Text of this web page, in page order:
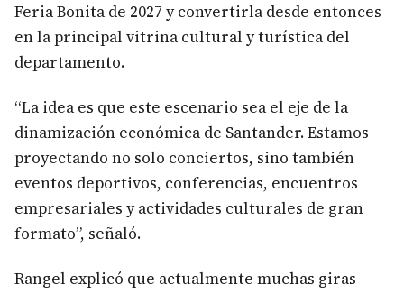
Feria Bonita de 2027 y convertirla desde entonces
en la principal vitrina cultural y turística del
departamento.
“La idea es que este escenario sea el eje de la
dinamización económica de Santander. Estamos
proyectando no solo conciertos, sino también
eventos deportivos, conferencias, encuentros
empresariales y actividades culturales de gran
formato”, señaló.
Rangel explicó que actualmente muchas giras